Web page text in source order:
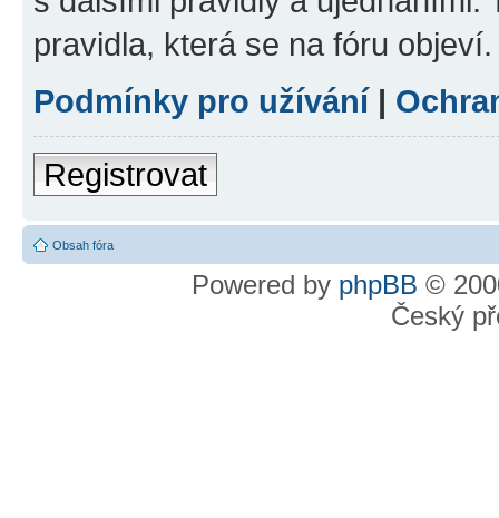
pravidla, která se na fóru objeví.
Podmínky pro užívání|
Registrovat
Obsah fóra
Powered by phpBB ©
Český